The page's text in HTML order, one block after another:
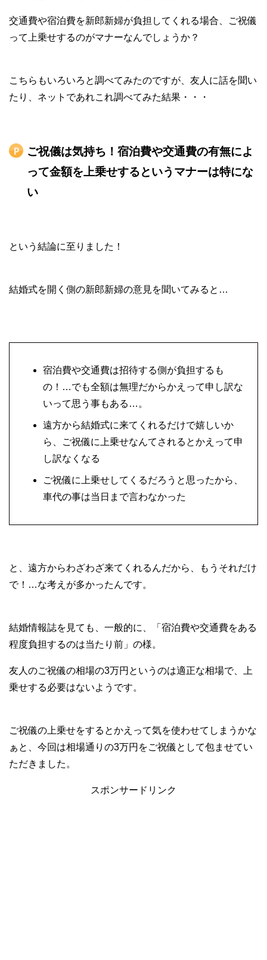
交通費や宿泊費を新郎新婦が負担してくれる場合、ご祝儀
って上乗せするのがマナーなんでしょうか？
こちらもいろいろと調べてみたのですが、友人に話を聞い
たり、ネットであれこれ調べてみた結果・・・
ご祝儀は気持ち！宿泊費や交通費の有無によ
って金額を上乗せするというマナーは特にな
い
という結論に至りました！
結婚式を開く側の新郎新婦の意見を聞いてみると…
宿泊費や交通費は招待する側が負担するも
の！…でも全額は無理だからかえって申し訳な
いって思う事もある…。
遠方から結婚式に来てくれるだけで嬉しいか
ら、ご祝儀に上乗せなんてされるとかえって申
し訳なくなる
ご祝儀に上乗せしてくるだろうと思ったから、
車代の事は当日まで言わなかった
と、遠方からわざわざ来てくれるんだから、もうそれだけ
で！…な考えが多かったんです。
結婚情報誌を見ても、一般的に、「宿泊費や交通費をある
程度負担するのは当たり前」の様。
友人のご祝儀の相場の3万円というのは適正な相場で、上
乗せする必要はないようです。
ご祝儀の上乗せをするとかえって気を使わせてしまうかな
ぁと、今回は相場通りの3万円をご祝儀として包ませてい
ただきました。
スポンサードリンク